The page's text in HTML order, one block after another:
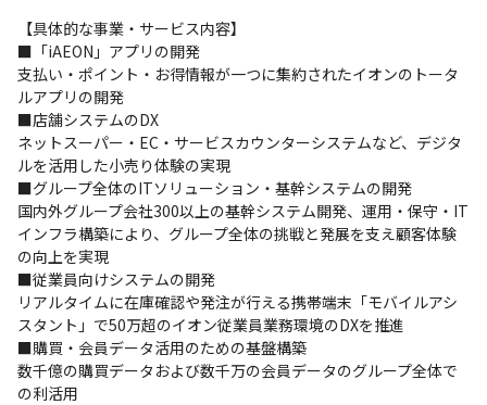
【具体的な事業・サービス内容】
■「iAEON」アプリの開発
支払い・ポイント・お得情報が一つに集約されたイオンのトータ
ルアプリの開発
■店舗システムのDX
ネットスーパー・EC・サービスカウンターシステムなど、デジタ
ルを活用した小売り体験の実現
■グループ全体のITソリューション・基幹システムの開発
国内外グループ会社300以上の基幹システム開発、運用・保守・IT
インフラ構築により、グループ全体の挑戦と発展を支え顧客体験
の向上を実現
■従業員向けシステムの開発
リアルタイムに在庫確認や発注が行える携帯端末「モバイルアシ
スタント」で50万超のイオン従業員業務環境のDXを推進
■購買・会員データ活用のための基盤構築
数千億の購買データおよび数千万の会員データのグループ全体で
の利活用